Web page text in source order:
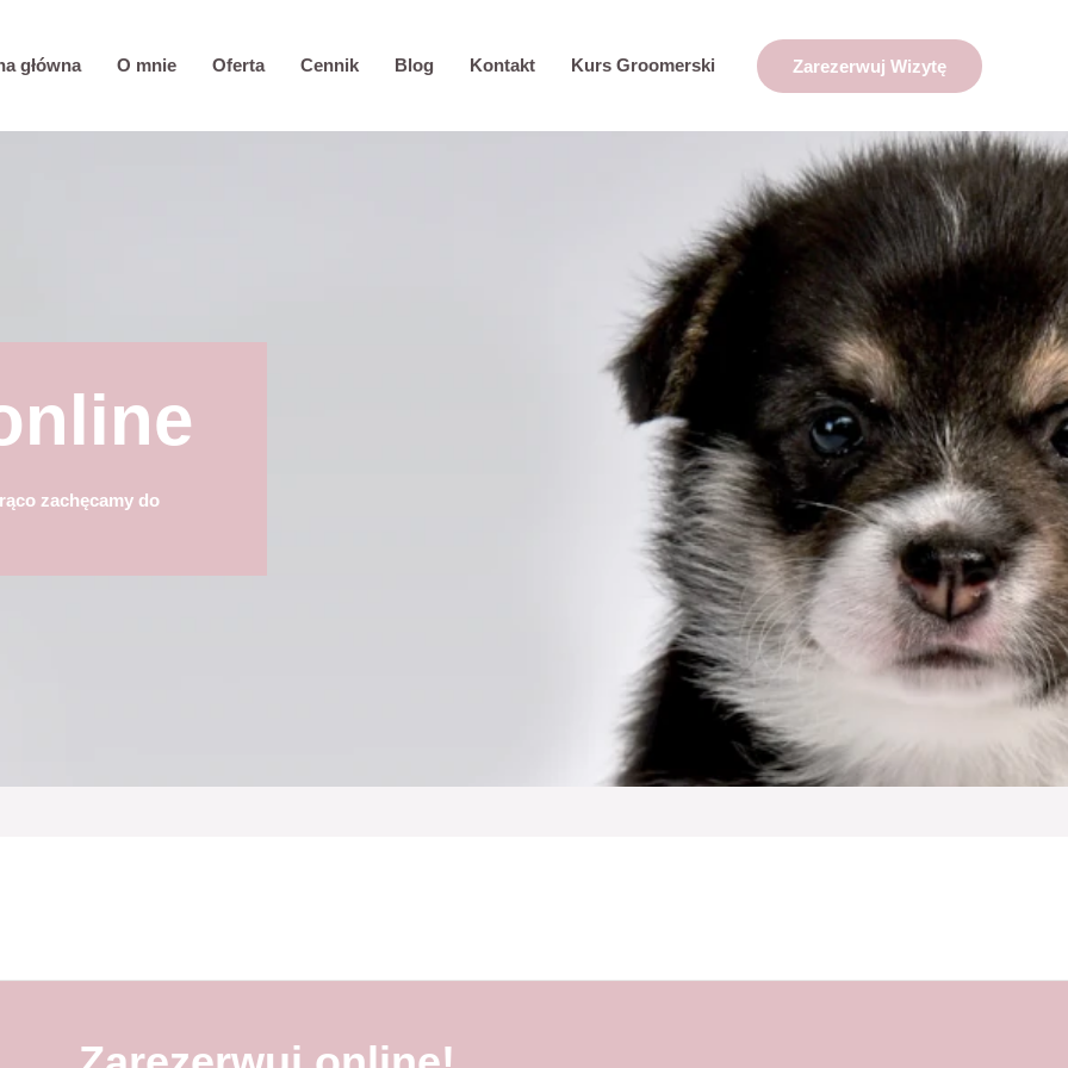
główna O mnie Oferta Cennik Blog Kontakt Kurs Groomerski Zarezerwuj Wizytę
zachęcamy do